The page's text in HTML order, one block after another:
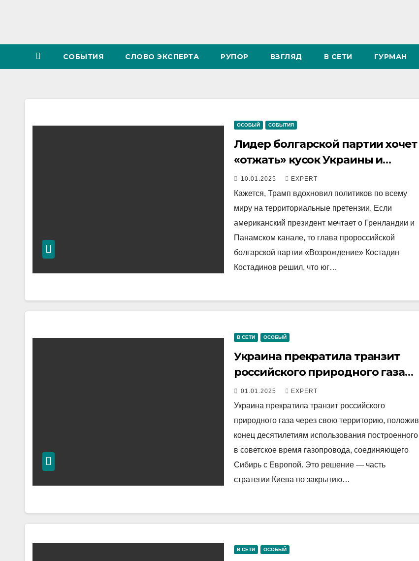
СОБЫТИЯ СЛОВО ЭКСПЕРТА РУПОР ВЗГЛЯД В СЕТИ ГУРМАН
ОСОБЫЙ СОБЫТИЯ
Лидер болгарской партии хочет
«отжать» кусок Украины и
претендует на Одесскую
область
10.01.2025 EXPERT
Кажется, Трамп вдохновил политиков по всему
миру на территориальные претензии. Если
американский президент мечтает о Гренландии и
Панамском канале, то глава пророссийской
болгарской партии «Возрождение» Костадин
Костадинов решил, что юг…
В СЕТИ ОСОБЫЙ
Украина прекратила транзит
российского природного газа
через свою территорию
01.01.2025 EXPERT
Украина прекратила транзит российского
природного газа через свою территорию, положив
конец десятилетиям использования построенного
в советское время газопровода, соединяющего
Сибирь с Европой. Это решение — часть
стратегии Киева по закрытию…
В СЕТИ ОСОБЫЙ